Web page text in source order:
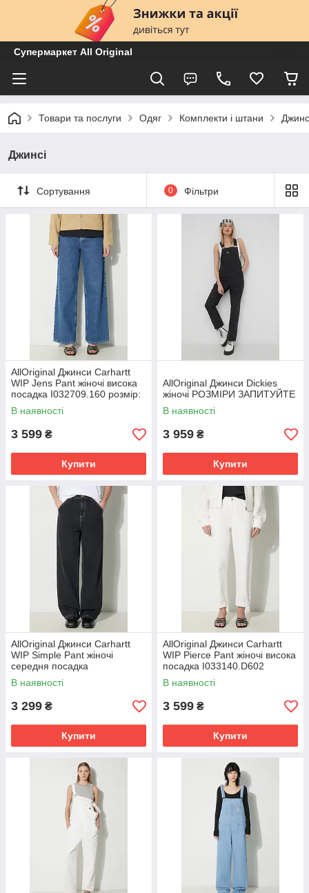
Супермаркет All Original
Товари та послуги Одяг Комплекти і штани
Джинсі
Сортування 0 Фільтри
AllOriginal Джинси Carhartt
WIP Jens Pant жіночі висока
посадка I032709.160 розмір:
25, 26, 27, 28
В наявності
3 599 ₴
Купити
AllOriginal Джинси Dickies
жіночі РОЗМІРИ ЗАПИТУЙТЕ
В наявності
3 959 ₴
Купити
AllOriginal Джинси Carhartt
WIP Simple Pant жіночі
середня посадка
I031924.8906 РОЗМІРИ
ЗАПИТУЙТЕ
В наявності
3 299 ₴
Купити
AllOriginal Джинси Carhartt
WIP Pierce Pant жіночі висока
посадка I033140.D602
РОЗМІРИ ЗАПИТУЙТЕ
В наявності
3 599 ₴
Купити